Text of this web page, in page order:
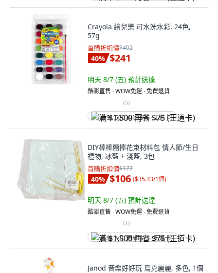
Crayola 繪兒樂 可水洗水彩, 24色,
57g
首購折扣價$402
40% $241
明天 8/7 (五) 預計送達
酷澎直售 ∙ WOW免運 ∙ 免費退貨
(5)
满 $1,500 再省 $75 (王道卡)
DIY棒棒糖捧花束材料包 情人節/生日
禮物, 冰藍 + 淺藍, 3包
首購折扣價$177
40% $106 ($35.33/1個)
明天 8/7 (五) 預計送達
酷澎直售 ∙ WOW免運 ∙ 免費退貨
(1)
满 $1,500 再省 $75 (王道卡)
Janod 音樂好好玩 烏克麗麗, 多色, 1個